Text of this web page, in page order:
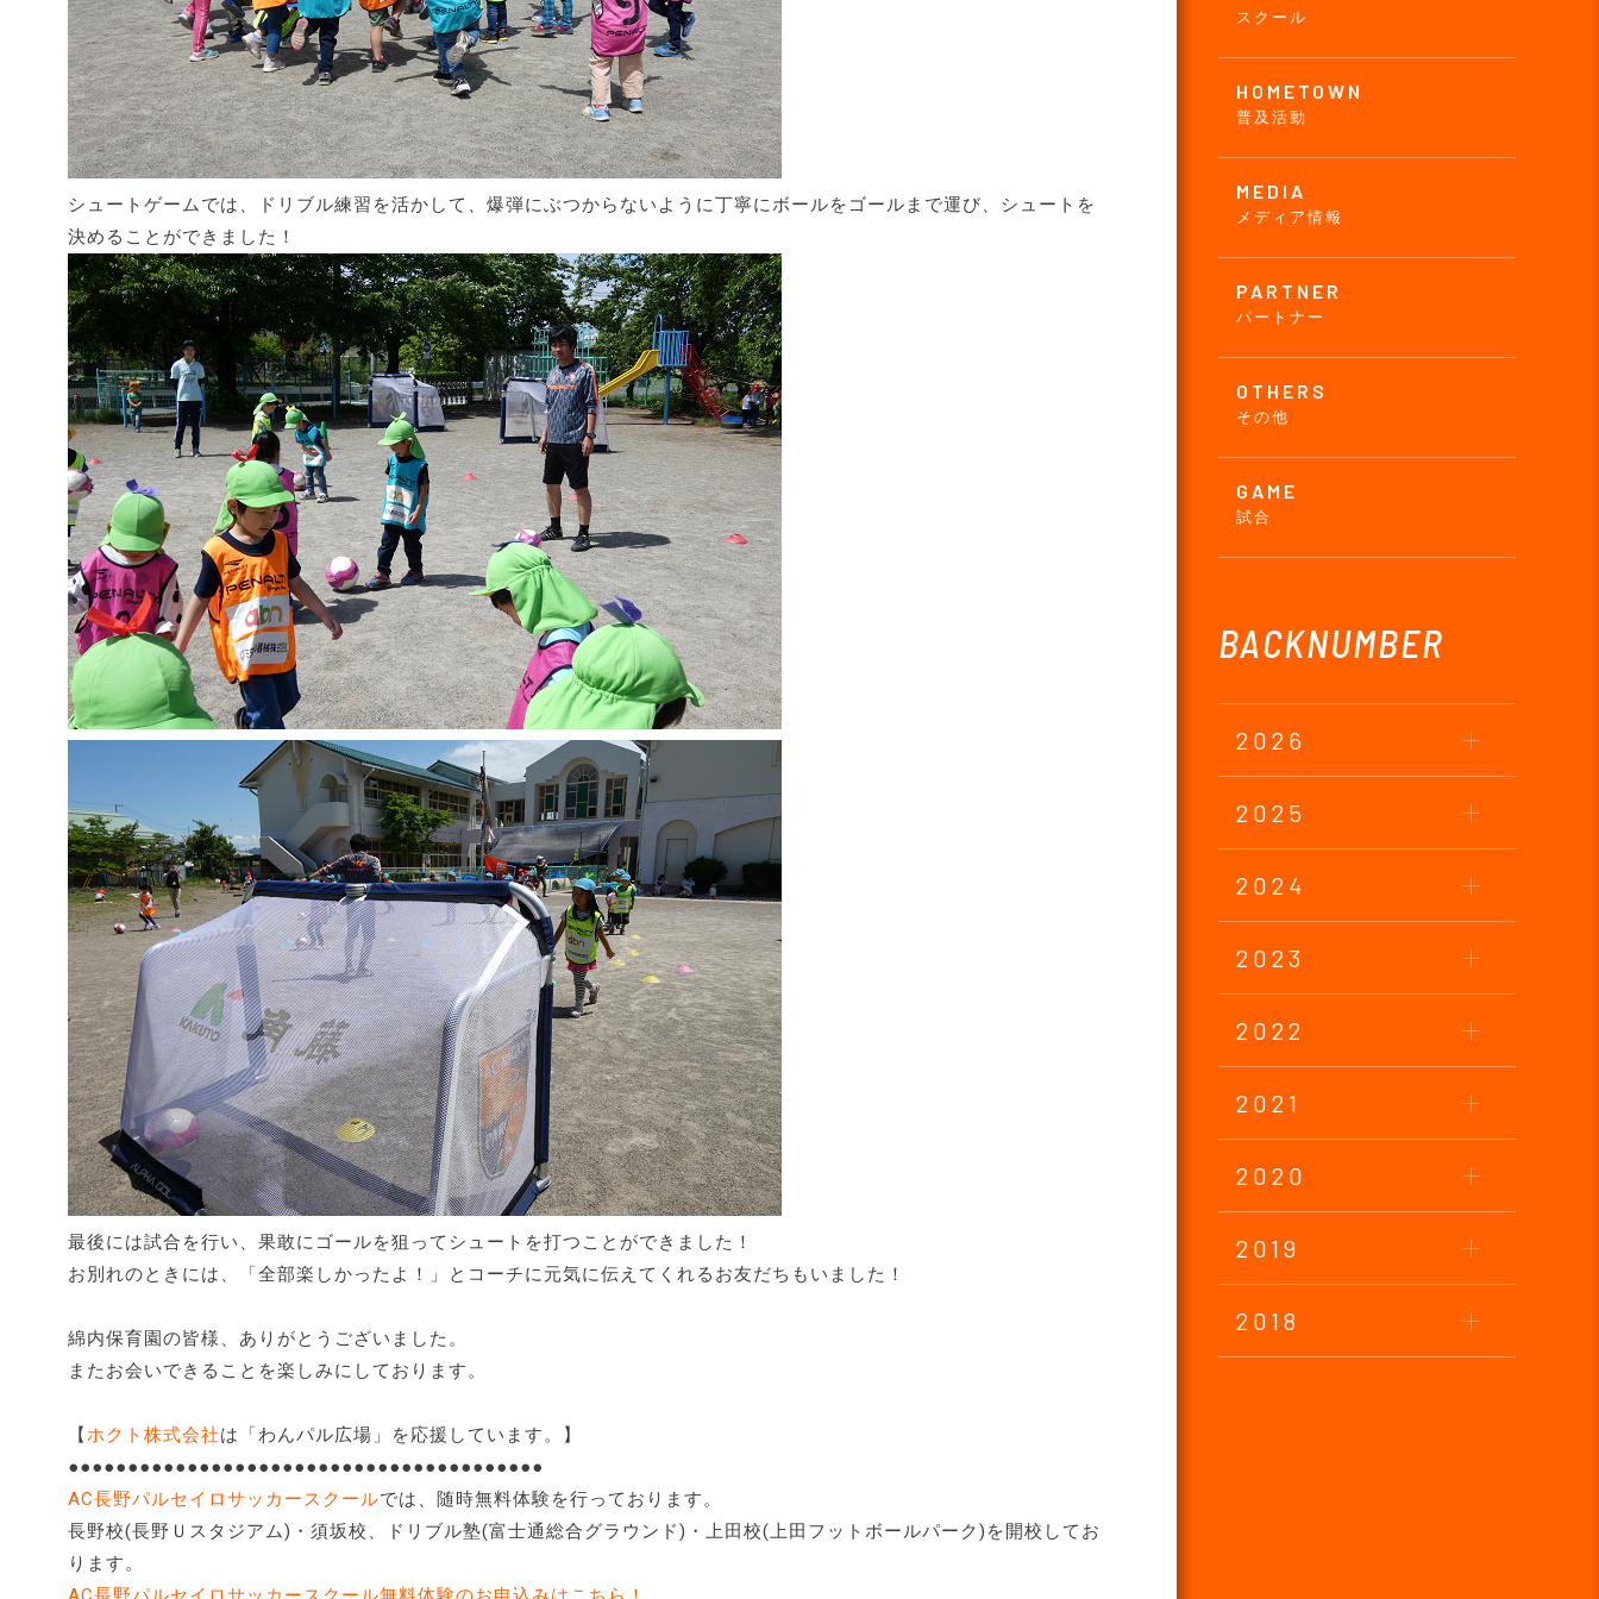
スクール
HOMETOWN
普及活動
MEDIA
メディア情報
PARTNER
パートナー
OTHERS
その他
GAME
試合
BACKNUMBER
2026
2025
2024
2023
2022
2021
2020
2019
2018
シュートゲームでは、ドリブル練習を活かして、爆弾にぶつからないように丁寧にボールをゴールまで運び、シュートを
決めることができました！
最後には試合を行い、果敢にゴールを狙ってシュートを打つことができました！
お別れのときには、「全部楽しかったよ！」とコーチに元気に伝えてくれるお友だちもいました！
綿内保育園の皆様、ありがとうございました。
またお会いできることを楽しみにしております。
【 ホクト株式会社は「わんパル広場」を応援しています。】
●●●●●●●●●●●●●●●●●●●●●●●●●●●●●●●●●●●●●●●●
AC長野パルセイロサッカースクールでは、随時無料体験を行っております。
長野校(長野Ｕスタジアム)・須坂校、ドリブル塾(富士通総合グラウンド)・上田校(上田フットボールパーク)を開校してお
ります。